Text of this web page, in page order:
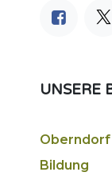
UNSERE
Oberndorf
Bildung